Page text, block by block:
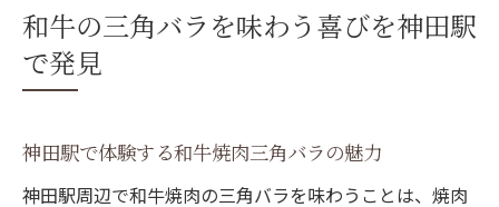
和牛の三角バラを味わう喜びを神田駅
で発見
神田駅で体験する和牛焼肉三角バラの魅力
神田駅周辺で和牛焼肉の三角バラを味わうことは、焼肉